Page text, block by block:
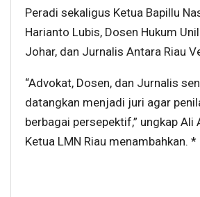
Peradi sekaligus Ketua Bapillu
Harianto Lubis, Dosen Hukum
Johar, dan Jurnalis Antara Riau
“Advokat, Dosen, dan Jurnalis
datangkan menjadi juri agar
berbagai persepektif,” ungkap Ali
Ketua LMN Riau menambahkan. *